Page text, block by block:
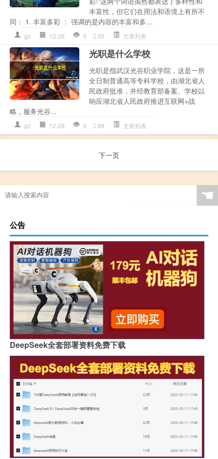
丰富性，但它们在用法和语境上有所不
同： 1. 丰富多彩 ： 强调的是内容的丰富和多...
gz 12-26 0 55 文章列表
光职是什么学校
光职是指武汉光谷职业学院，这是一所
全日制普通高等专科学校，由湖北省人
民政府批准，并经教育部备案。学校以
响应湖北省人民政府推进互联网+战
略，服务光谷...
gz 12-26 0 88 文章列表
下一页
☚
公告
DeepSeek全套部署资料免费下载